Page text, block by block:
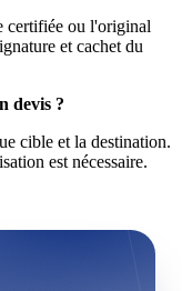
certifiée ou l'original
et cachet du
devis ?
cible et la destination.
est nécessaire.